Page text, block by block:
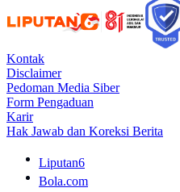
Kontak
Disclaimer
Pedoman Media Siber
Form Pengaduan
Karir
Hak Jawab dan Koreksi Berita
Liputan6
Bola.com